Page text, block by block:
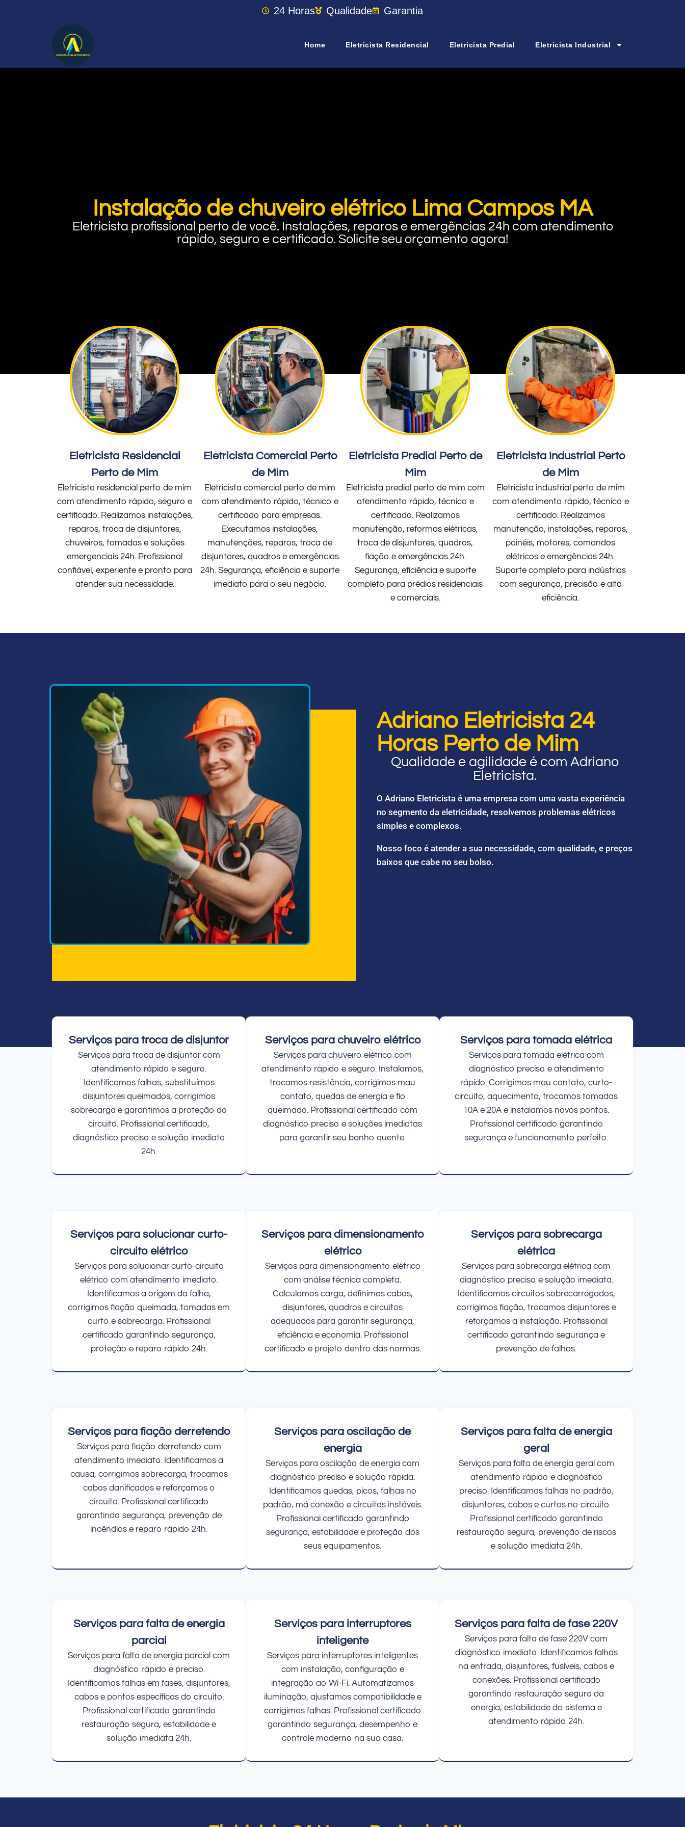
24 Horas Qualidade Garantia
Home Eletricista Residencial Eletricista Predial Eletricista Industrial
Instalação de chuveiro elétrico Lima Campos MA
Eletricista profissional perto de você. Instalações, reparos e emergências 24h com atendimento
rápido, seguro e certificado. Solicite seu orçamento agora!
Eletricista Residencial
Perto de Mim
Eletricista residencial perto de mim
com atendimento rápido, seguro e
certificado. Realizamos instalações,
reparos, troca de disjuntores,
chuveiros, tomadas e soluções
emergenciais 24h. Profissional
confiável, experiente e pronto para
atender sua necessidade.
Eletricista Comercial Perto
de Mim
Eletricista comercial perto de mim
com atendimento rápido, técnico e
certificado para empresas.
Executamos instalações,
manutenções, reparos, troca de
disjuntores, quadros e emergências
24h. Segurança, eficiência e suporte
imediato para o seu negócio.
Eletricista Predial Perto de
Mim
Eletricista predial perto de mim com
atendimento rápido, técnico e
certificado. Realizamos
manutenção, reformas elétricas,
troca de disjuntores, quadros,
fiação e emergências 24h.
Segurança, eficiência e suporte
completo para prédios residenciais
e comerciais.
Eletricista Industrial Perto
de Mim
Eletricista industrial perto de mim
com atendimento rápido, técnico e
certificado. Realizamos
manutenção, instalações, reparos,
painéis, motores, comandos
elétricos e emergências 24h.
Suporte completo para indústrias
com segurança, precisão e alta
eficiência.
Adriano Eletricista 24
Horas Perto de Mim
Qualidade e agilidade é com Adriano
Eletricista.
O Adriano Eletricista é uma empresa com uma vasta experiência
no segmento da eletricidade, resolvemos problemas elétricos
simples e complexos.
Nosso foco é atender a sua necessidade, com qualidade, e preços
baixos que cabe no seu bolso.
Serviços para troca de disjuntor
Serviços para troca de disjuntor com
atendimento rápido e seguro.
Identificamos falhas, substituímos
disjuntores queimados, corrigimos
sobrecarga e garantimos a proteção do
circuito. Profissional certificado,
diagnóstico preciso e solução imediata
24h.
Serviços para chuveiro elétrico
Serviços para chuveiro elétrico com
atendimento rápido e seguro. Instalamos,
trocamos resistência, corrigimos mau
contato, quedas de energia e fio
queimado. Profissional certificado com
diagnóstico preciso e soluções imediatas
para garantir seu banho quente.
Serviços para tomada elétrica
Serviços para tomada elétrica com
diagnóstico preciso e atendimento
rápido. Corrigimos mau contato, curto-
circuito, aquecimento, trocamos tomadas
10A e 20A e instalamos novos pontos.
Profissional certificado garantindo
segurança e funcionamento perfeito.
Serviços para solucionar curto-
circuito elétrico
Serviços para solucionar curto-circuito
elétrico com atendimento imediato.
Identificamos a origem da falha,
corrigimos fiação queimada, tomadas em
curto e sobrecarga. Profissional
certificado garantindo segurança,
proteção e reparo rápido 24h.
Serviços para dimensionamento
elétrico
Serviços para dimensionamento elétrico
com análise técnica completa.
Calculamos carga, definimos cabos,
disjuntores, quadros e circuitos
adequados para garantir segurança,
eficiência e economia. Profissional
certificado e projeto dentro das normas.
Serviços para sobrecarga
elétrica
Serviços para sobrecarga elétrica com
diagnóstico preciso e solução imediata.
Identificamos circuitos sobrecarregados,
corrigimos fiação, trocamos disjuntores e
reforçamos a instalação. Profissional
certificado garantindo segurança e
prevenção de falhas.
Serviços para fiação derretendo
Serviços para fiação derretendo com
atendimento imediato. Identificamos a
causa, corrigimos sobrecarga, trocamos
cabos danificados e reforçamos o
circuito. Profissional certificado
garantindo segurança, prevenção de
incêndios e reparo rápido 24h.
Serviços para oscilação de
energia
Serviços para oscilação de energia com
diagnóstico preciso e solução rápida.
Identificamos quedas, picos, falhas no
padrão, má conexão e circuitos instáveis.
Profissional certificado garantindo
segurança, estabilidade e proteção dos
seus equipamentos.
Serviços para falta de energia
geral
Serviços para falta de energia geral com
atendimento rápido e diagnóstico
preciso. Identificamos falhas no padrão,
disjuntores, cabos e curtos no circuito.
Profissional certificado garantindo
restauração segura, prevenção de riscos
e solução imediata 24h.
Serviços para falta de energia
parcial
Serviços para falta de energia parcial com
diagnóstico rápido e preciso.
Identificamos falhas em fases, disjuntores,
cabos e pontos específicos do circuito.
Profissional certificado garantindo
restauração segura, estabilidade e
solução imediata 24h.
Serviços para interruptores
inteligente
Serviços para interruptores inteligentes
com instalação, configuração e
integração ao Wi-Fi. Automatizamos
iluminação, ajustamos compatibilidade e
corrigimos falhas. Profissional certificado
garantindo segurança, desempenho e
controle moderno na sua casa.
Serviços para falta de fase 220V
Serviços para falta de fase 220V com
diagnóstico imediato. Identificamos falhas
na entrada, disjuntores, fusíveis, cabos e
conexões. Profissional certificado
garantindo restauração segura da
energia, estabilidade do sistema e
atendimento rápido 24h.